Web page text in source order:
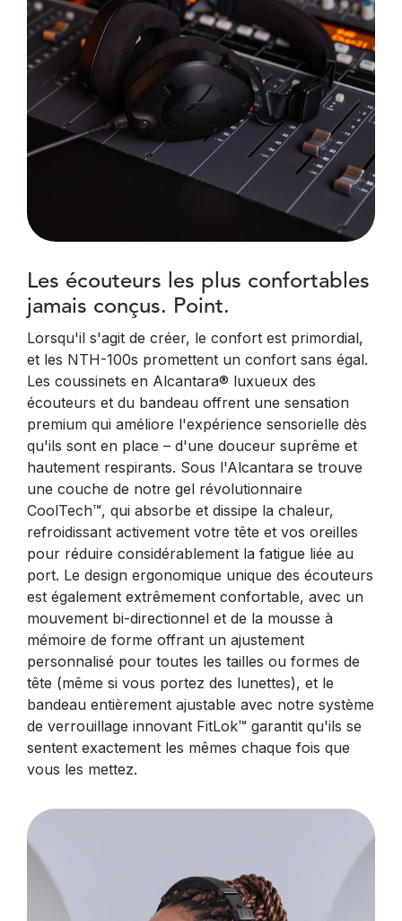
Les écouteurs les plus confortables
jamais conçus. Point.
Lorsqu'il s'agit de créer, le confort est primordial,
et les NTH-100s promettent un confort sans égal.
Les coussinets en Alcantara® luxueux des
écouteurs et du bandeau offrent une sensation
premium qui améliore l'expérience sensorielle dès
qu'ils sont en place – d'une douceur suprême et
hautement respirants. Sous l'Alcantara se trouve
une couche de notre gel révolutionnaire
CoolTech™, qui absorbe et dissipe la chaleur,
refroidissant activement votre tête et vos oreilles
pour réduire considérablement la fatigue liée au
port. Le design ergonomique unique des écouteurs
est également extrêmement confortable, avec un
mouvement bi-directionnel et de la mousse à
mémoire de forme offrant un ajustement
personnalisé pour toutes les tailles ou formes de
tête (même si vous portez des lunettes), et le
bandeau entièrement ajustable avec notre système
de verrouillage innovant FitLok™ garantit qu'ils se
sentent exactement les mêmes chaque fois que
vous les mettez.